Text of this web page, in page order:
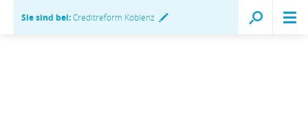
Sie sind bei:Creditreform Koblenz